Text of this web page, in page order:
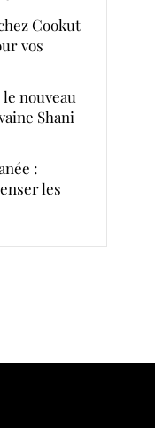
Cookut
vos
nouveau
Shani
:
les